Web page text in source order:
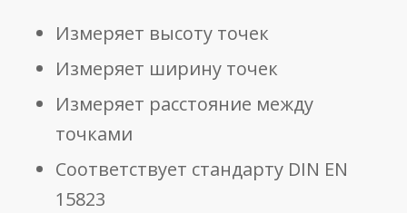
Измеряет высоту точек
Измеряет ширину точек
Измеряет расстояние между
точками
Соответствует стандарту DIN EN
15823